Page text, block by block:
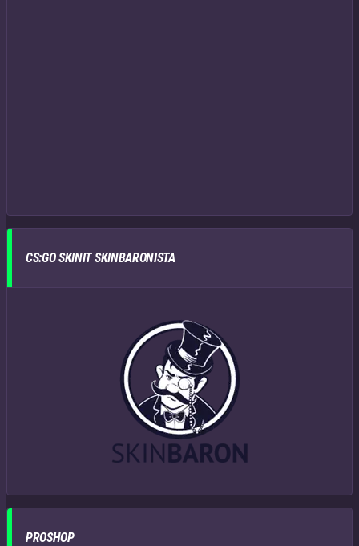
CS:GO SKINIT SKINBARONISTA
PROSHOP